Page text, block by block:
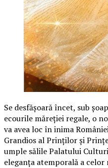
Se desfășoară încet, sub
ecourile măreției regale, o
va avea loc în inima
Grandios al Prinților și
umple sălile Palatului
eleganța atemporală a